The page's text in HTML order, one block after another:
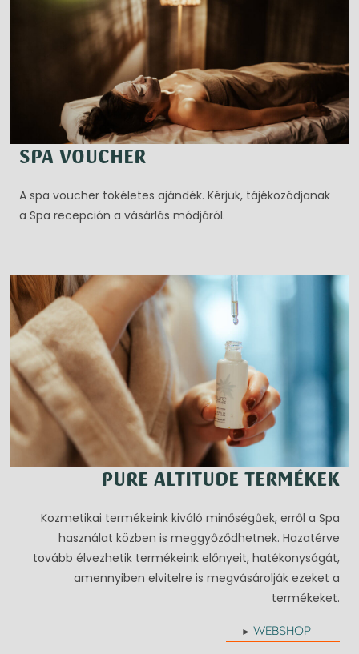
SPA VOUCHER
A spa voucher tökéletes ajándék. Kérjük, tájékozódjanak
a Spa recepción a vásárlás módjáról.
PURE ALTITUDE TERMÉKEK
Kozmetikai termékeink kiváló minőségűek, erről a Spa
használat közben is meggyőződhetnek. Hazatérve
tovább élvezhetik termékeink előnyeit, hatékonyságát,
amennyiben elvitelre is megvásárolják ezeket a
termékeket.
WEBSHOP